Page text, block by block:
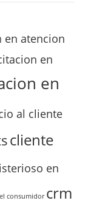
en atencion
en
en
al cliente
cliente
en
consumidor crm